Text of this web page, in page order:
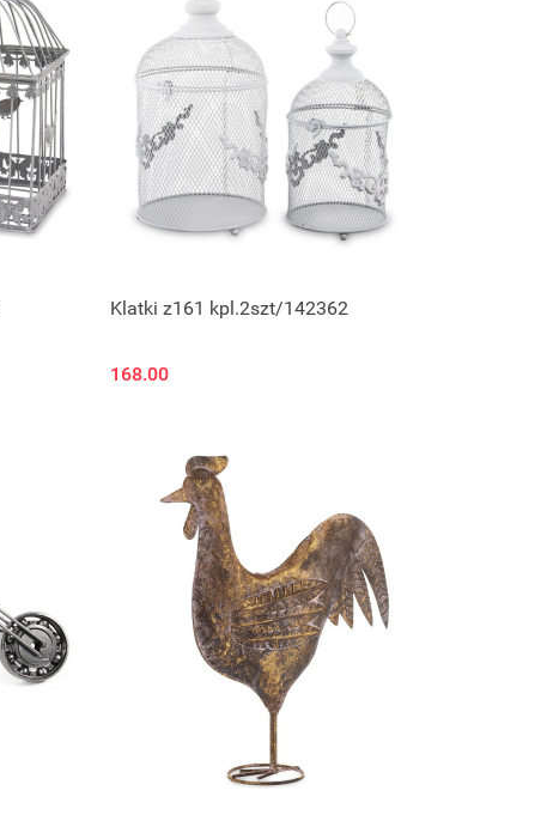
Klatki z161 kpl.2szt/142362
168.00